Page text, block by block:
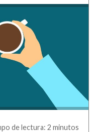
de lectura: 2 minutos